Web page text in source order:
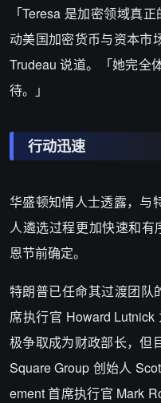
「Teresa 是加密领域真
动美国加密货币与资本市
Trudeau 说道。「她完全
待。」
行动迅速
华盛顿知情人士透露，与
人遴选过程更加快速和
恩节前确定。
特朗普已任命其过渡团队
席执行官 Howard
极争取成为财政部长，但
Square Group 创始人
ement 首席执行官 Mark